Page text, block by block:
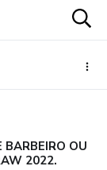
OU
2022.